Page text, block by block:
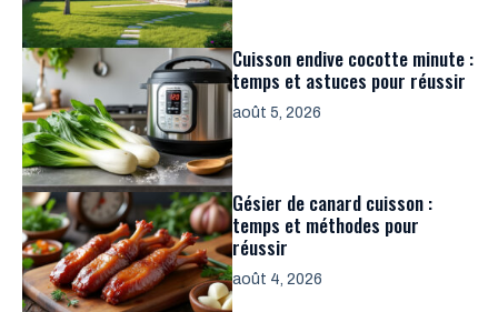
Cuisson endive cocotte minute :
temps et astuces pour réussir
août 5, 2026
Gésier de canard cuisson :
temps et méthodes pour
réussir
août 4, 2026